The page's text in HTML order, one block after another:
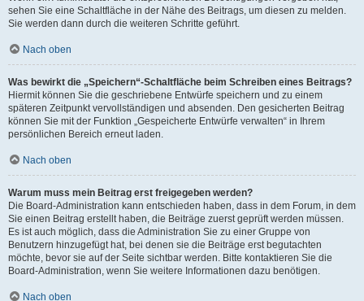
sehen Sie eine Schaltfläche in der Nähe des Beitrags, um diesen zu melden.
Sie werden dann durch die weiteren Schritte geführt.
Nach oben
Was bewirkt die „Speichern“-Schaltfläche beim Schreiben eines Beitrags?
Hiermit können Sie die geschriebene Entwürfe speichern und zu einem
späteren Zeitpunkt vervollständigen und absenden. Den gesicherten Beitrag
können Sie mit der Funktion „Gespeicherte Entwürfe verwalten“ in Ihrem
persönlichen Bereich erneut laden.
Nach oben
Warum muss mein Beitrag erst freigegeben werden?
Die Board-Administration kann entschieden haben, dass in dem Forum, in dem
Sie einen Beitrag erstellt haben, die Beiträge zuerst geprüft werden müssen.
Es ist auch möglich, dass die Administration Sie zu einer Gruppe von
Benutzern hinzugefügt hat, bei denen sie die Beiträge erst begutachten
möchte, bevor sie auf der Seite sichtbar werden. Bitte kontaktieren Sie die
Board-Administration, wenn Sie weitere Informationen dazu benötigen.
Nach oben